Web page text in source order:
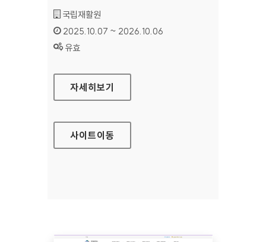
기관명 :
국립재활원
인증기간 :
2025.10.07 ~ 2026.10.06
상태 :
유효
국립재활원 장애인건강검진센터
자세히보기
사이트이동